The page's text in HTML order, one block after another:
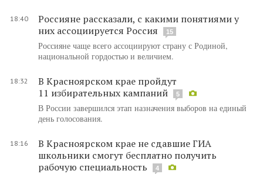
18:40
Россияне рассказали, с какими понятиями у
них ассоциируется Россия
15
Россияне чаще всего ассоциируют страну с Родиной,
национальной гордостью и величием.
18:32
В Красноярском крае пройдут
11 избирательных кампаний
5
В России завершился этап назначения выборов на единый
день голосования.
18:16
В Красноярском крае не сдавшие ГИА
школьники смогут бесплатно получить
рабочую специальность
4